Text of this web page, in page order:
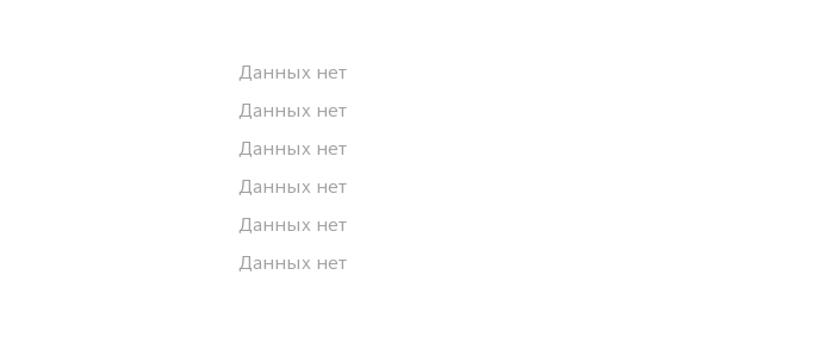
Данных нет
Данных нет
Данных нет
Данных нет
Данных нет
Данных нет